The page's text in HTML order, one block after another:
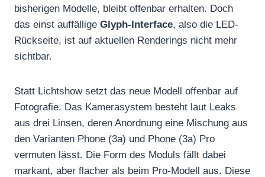
bisherigen Modelle, bleibt offenbar erhalten. Doch
das einst auffällige Glyph-Interface, also die LED-
Rückseite, ist auf aktuellen Renderings nicht mehr
sichtbar.
Statt Lichtshow setzt das neue Modell offenbar auf
Fotografie. Das Kamerasystem besteht laut Leaks
aus drei Linsen, deren Anordnung eine Mischung aus
den Varianten Phone (3a) und Phone (3a) Pro
vermuten lässt. Die Form des Moduls fällt dabei
markant, aber flacher als beim Pro-Modell aus. Diese